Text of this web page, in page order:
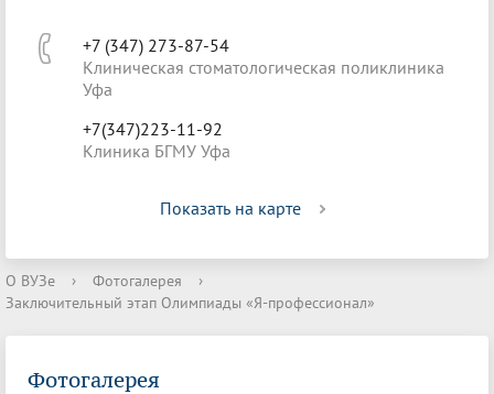
+7 (347) 273-87-54
Клиническая стоматологическая поликлиника
Уфа
+7(347)223-11-92
Клиника БГМУ Уфа
Показать на карте
О ВУЗе › Фотогалерея
›
Заключительный этап Олимпиады «Я-профессионал»
Фотогалерея